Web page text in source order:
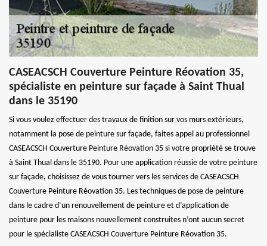
CASEACSCH Couverture Peinture Réovation 35,
spécialiste en peinture sur façade à Saint Thual
dans le 35190
Si vous voulez effectuer des travaux de finition sur vos murs extérieurs,
notamment la pose de peinture sur façade, faites appel au professionnel
CASEACSCH Couverture Peinture Réovation 35 si votre propriété se trouve
à Saint Thual dans le 35190. Pour une application réussie de votre peinture
sur façade, choisissez de vous tourner vers les services de CASEACSCH
Couverture Peinture Réovation 35. Les techniques de pose de peinture
dans le cadre d’un renouvellement de peinture et d’application de
peinture pour les maisons nouvellement construites n’ont aucun secret
pour le spécialiste CASEACSCH Couverture Peinture Réovation 35.